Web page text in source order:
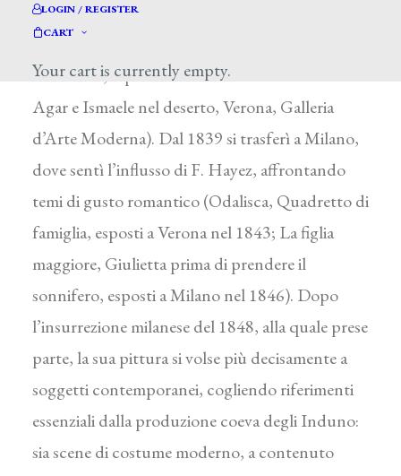
LOGIN / REGISTER
CART
Your cart is currently empty.
mostre inviò soprattutto ritratti (Ritratto del
fratello, esposto nel 1835 a Verona; La
romantica, esposto nel 1839 a Verona insieme a
Agar e Ismaele nel deserto, Verona, Galleria
d’Arte Moderna). Dal 1839 si trasferì a Milano,
dove sentì l’influsso di F. Hayez, affrontando
temi di gusto romantico (Odalisca, Quadretto di
famiglia, esposti a Verona nel 1843; La figlia
maggiore, Giulietta prima di prendere il
sonnifero, esposti a Milano nel 1846). Dopo
l’insurrezione milanese del 1848, alla quale prese
parte, la sua pittura si volse più decisamente a
soggetti contemporanei, cogliendo riferimenti
essenziali dalla produzione coeva degli Induno:
sia scene di costume moderno, a contenuto